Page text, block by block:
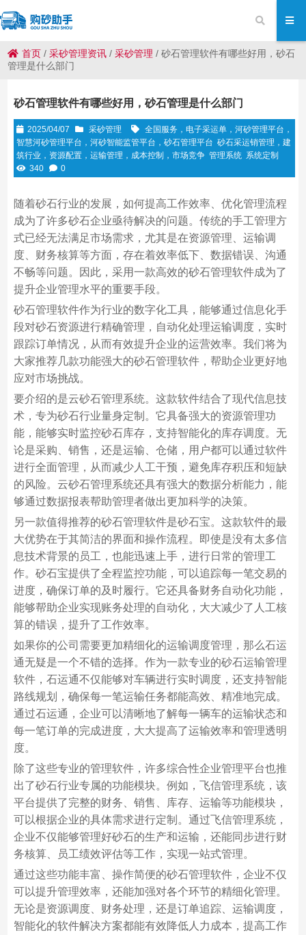
首页 /采砂管理资讯 /采砂管理 /砂石管理软件有哪些好用，砂石
管理是什么部门
砂石管理软件有哪些好用，砂石管理是什么部门
2025/04/07 采砂管理
全国服务，电子采运单，河砂管理平台，
智慧河砂管理平台，河砂智能监管平台，砂石管理平台 砂石采运销管理，建
筑行业，资源配置，运输管理，成本控制，市场竞争 管理系统 系统定制
340
0
随着砂石行业的发展，如何提高工作效率、优化管理流程
成为了许多砂石企业亟待解决的问题。传统的手工管理方
式已经无法满足市场需求，尤其是在资源管理、运输调
度、财务核算等方面，存在着效率低下、数据错误、沟通
不畅等问题。因此，采用一款高效的砂石管理软件成为了
提升企业管理水平的重要手段。
砂石管理软件作为行业的数字化工具，能够通过信息化手
段对砂石资源进行精确管理，自动化处理运输调度，实时
跟踪订单情况，从而有效提升企业的运营效率。我们将为
大家推荐几款功能强大的砂石管理软件，帮助企业更好地
应对市场挑战。
要介绍的是云砂石管理系统。这款软件结合了现代信息技
术，专为砂石行业量身定制。它具备强大的资源管理功
能，能够实时监控砂石库存，支持智能化的库存调度。无
论是采购、销售，还是运输、仓储，用户都可以通过软件
进行全面管理，从而减少人工干预，避免库存积压和短缺
的风险。云砂石管理系统还具有强大的数据分析能力，能
够通过数据报表帮助管理者做出更加科学的决策。
另一款值得推荐的砂石管理软件是砂石宝。这款软件的最
大优势在于其简洁的界面和操作流程。即使是没有太多信
息技术背景的员工，也能迅速上手，进行日常的管理工
作。砂石宝提供了全程监控功能，可以追踪每一笔交易的
进度，确保订单的及时履行。它还具备财务自动化功能，
能够帮助企业实现账务处理的自动化，大大减少了人工核
算的错误，提升了工作效率。
如果你的公司需要更加精细化的运输调度管理，那么石运
通无疑是一个不错的选择。作为一款专业的砂石运输管理
软件，石运通不仅能够对车辆进行实时调度，还支持智能
路线规划，确保每一笔运输任务都能高效、精准地完成。
通过石运通，企业可以清晰地了解每一辆车的运输状态和
每一笔订单的完成进度，大大提高了运输效率和管理透明
度。
除了这些专业的管理软件，许多综合性企业管理平台也推
出了砂石行业专属的功能模块。例如，飞信管理系统，该
平台提供了完整的财务、销售、库存、运输等功能模块，
可以根据企业的具体需求进行定制。通过飞信管理系统，
企业不仅能够管理好砂石的生产和运输，还能同步进行财
务核算、员工绩效评估等工作，实现一站式管理。
通过这些功能丰富、操作简便的砂石管理软件，企业不仅
可以提升管理效率，还能加强对各个环节的精细化管理。
无论是资源调度、财务处理，还是订单追踪、运输调度，
智能化的软件解决方案都能有效降低人力成本，提高工作